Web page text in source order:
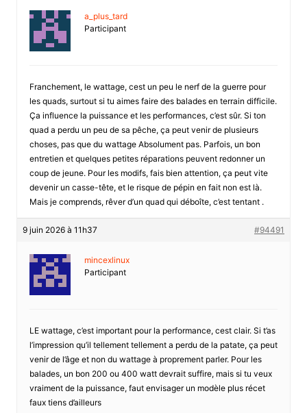
a_plus_tard
Participant
Franchement, le wattage, cest un peu le nerf de la guerre pour
les quads, surtout si tu aimes faire des balades en terrain difficile.
Ça influence la puissance et les performances, c’est sûr. Si ton
quad a perdu un peu de sa pêche, ça peut venir de plusieurs
choses, pas que du wattage Absolument pas. Parfois, un bon
entretien et quelques petites réparations peuvent redonner un
coup de jeune. Pour les modifs, fais bien attention, ça peut vite
devenir un casse-tête, et le risque de pépin en fait non est là.
Mais je comprends, rêver d’un quad qui déboîte, c’est tentant .
9 juin 2026 à 11h37 #94491
mincexlinux
Participant
LE wattage, c’est important pour la performance, cest clair. Si t’as
l’impression qu’il tellement tellement a perdu de la patate, ça peut
venir de l’âge et non du wattage à proprement parler. Pour les
balades, un bon 200 ou 400 watt devrait suffire, mais si tu veux
vraiment de la puissance, faut envisager un modèle plus récet
faux tiens d’ailleurs